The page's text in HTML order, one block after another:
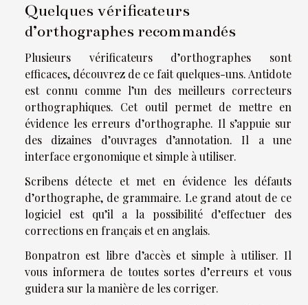
Quelques vérificateurs
d’orthographes recommandés
Plusieurs vérificateurs d’orthographes sont
efficaces, découvrez de ce fait quelques-uns. Antidote
est connu comme l’un des meilleurs correcteurs
orthographiques. Cet outil permet de mettre en
évidence les erreurs d’orthographe. Il s’appuie sur
des dizaines d’ouvrages d’annotation. Il a une
interface ergonomique et simple à utiliser.
Scribens détecte et met en évidence les défauts
d’orthographe, de grammaire. Le grand atout de ce
logiciel est qu’il a la possibilité d’effectuer des
corrections en français et en anglais.
Bonpatron est libre d’accès et simple à utiliser. Il
vous informera de toutes sortes d’erreurs et vous
guidera sur la manière de les corriger.